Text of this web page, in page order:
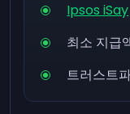
Ipsos iSay
최소 지급
트러스트